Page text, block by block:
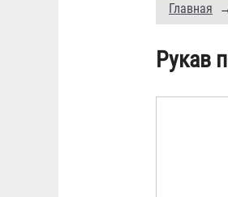
Главная
Рукав